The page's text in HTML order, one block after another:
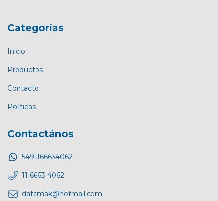
Categorías
Inicio
Productos
Contacto
Políticas
Contactános
5491166634062
11 6663 4062
datamak@hotmail.com